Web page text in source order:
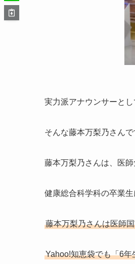
実力派アナウンサーとし
そんな藤本万梨乃さん
藤本万梨乃さんは、医師
健康総合科学科の卒業
藤本万梨乃さんは医師
Yahoo!知恵袋でも「6